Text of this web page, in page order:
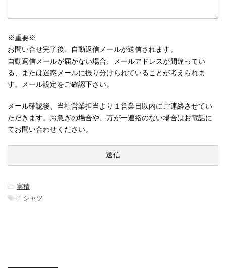
※重要※
お問い合せ完了後、自動返信メールが送信されます。
自動返信メールが届かない場合、メールアドレスが間違ってい
る、または迷惑メールに振り分けられていることが考えられま
す。メール設定をご確認下さい。
メール確認後、当社営業担当より１営業日以内にご連絡させてい
ただきます。お急ぎの場合や、万が一連絡のない場合はお電話に
てお問い合わせください。
-実積
- Ｔシャツ